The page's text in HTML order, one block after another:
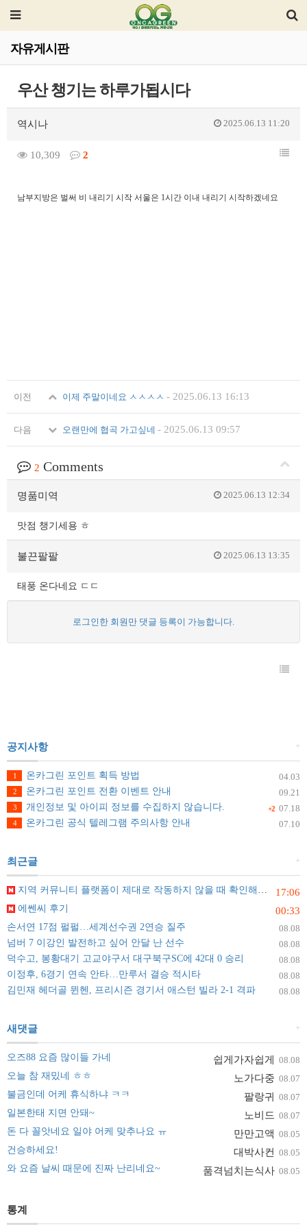
자유게시판
우산 챙기는 하루가됩시다
역시나 2025.06.13 11:20
10,309 2
남부지방은 벌써 비 내리기 시작 서울은 1시간 이내 내리기 시작하겠네요
이전 이제 주말이네요 ㅅㅅㅅㅅ - 2025.06.13 16:13
다음 오랜만에 협곡 가고싶네 - 2025.06.13 09:57
2 Comments
명품미역 2025.06.13 12:34
맛점 챙기세용 ㅎ
불끈팔팔 2025.06.13 13:35
태풍 온다네요 ㄷㄷ
로그인한 회원만 댓글 등록이 가능합니다.
+
공지사항
04.03
1
온카그린 포인트 획득 방법
09.21
2 온카그린 포인트 전환 이벤트 안내
+2 07.18
3
개인정보 및 아이피 정보를 수집하지 않습니다.
07.10
4 온카그린 공식 텔레그램 주의사항 안내
+
최근글
17:06
지역 커뮤니티 플랫폼이 제대로 작동하지 않을 때 확인해야 할 것들
00:33
에쎈씨 후기
08.08
손서연 17점 펄펄…세계선수권 2연승 질주
08.08
넘버 7 이강인 발전하고 싶어 안달 난 선수
08.08
덕수고, 봉황대기 고교야구서 대구북구SC에 42대 0 승리
08.08
이정후, 6경기 연속 안타…만루서 결승 적시타
08.08
김민재 헤더골 뮌헨, 프리시즌 경기서 애스턴 빌라 2-1 격파
+
새댓글
쉽게가자쉽게 08.08
오즈88 요즘 많이들 가네
노가다중 08.07
오늘 참 재밌네 ㅎㅎ
팔랑귀 08.07
불금인데 어케 휴식하냐 ㅋㅋ
노비드 08.07
일본한태 지면 안돼~
만만고액 08.05
돈 다 꼴앗네요 일야 어케 맞추나요 ㅠ
대박사컨 08.05
건승하세요!
품격넘치는식사 08.05
와 요즘 날씨 때문에 진짜 난리네요~
통계